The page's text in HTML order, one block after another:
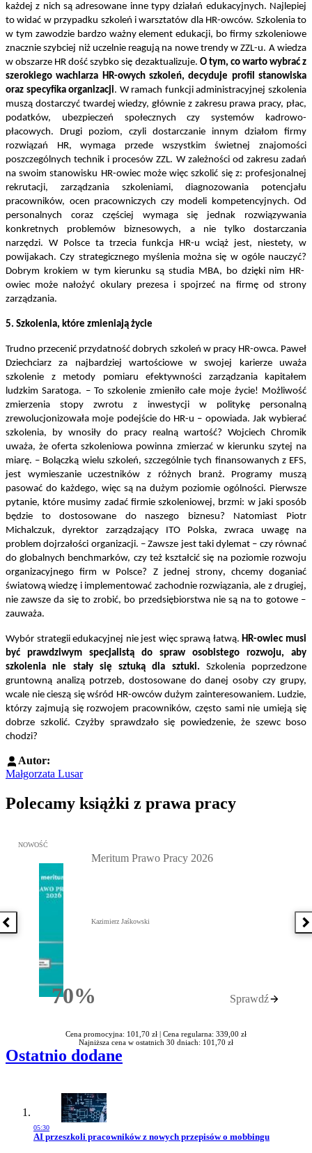
każdej z nich są adresowane inne typy działań edukacyjnych. Najlepiej
to widać w przypadku szkoleń i warsztatów dla HR-owców. Szkolenia to
w tym zawodzie bardzo ważny element edukacji, bo firmy szkoleniowe
znacznie szybciej niż uczelnie reagują na nowe trendy w ZZL-u. A wiedza
w obszarze HR dość szybko się dezaktualizuje. O tym, co warto wybrać z
szerokiego wachlarza HR-owych szkoleń, decyduje profil stanowiska
oraz specyfika organizacji. W ramach funkcji administracyjnej szkolenia
muszą dostarczyć twardej wiedzy, głównie z zakresu prawa pracy, płac,
podatków, ubezpieczeń społecznych czy systemów kadrowo-
płacowych. Drugi poziom, czyli dostarczanie innym działom firmy
rozwiązań HR, wymaga przede wszystkim świetnej znajomości
poszczególnych technik i procesów ZZL. W zależności od zakresu zadań
na swoim stanowisku HR-owiec może więc szkolić się z: profesjonalnej
rekrutacji, zarządzania szkoleniami, diagnozowania potencjału
pracowników, ocen pracowniczych czy modeli kompetencyjnych. Od
personalnych coraz częściej wymaga się jednak rozwiązywania
konkretnych problemów biznesowych, a nie tylko dostarczania
narzędzi. W Polsce ta trzecia funkcja HR-u wciąż jest, niestety, w
powijakach.Czy strategicznego myślenia można się w ogóle nauczyć?
Dobrym krokiem w tym kierunku są studia MBA, bo dzięki nim HR-
owiec może nałożyć okulary prezesa i spojrzeć na firmę od strony
zarządzania.
5. Szkolenia, które zmieniają życie
Trudno przecenić przydatność dobrych szkoleń w pracy HR-owca. Paweł
Dziechciarz za najbardziej wartościowe w swojej karierze uważa
szkolenie z metody pomiaru efektywności zarządzania kapitałem
ludzkim Saratoga. – To szkolenie zmieniło całe moje życie! Możliwość
zmierzenia stopy zwrotu z inwestycji w politykę personalną
zrewolucjonizowała moje podejście do HR-u – opowiada. Jak wybierać
szkolenia, by wnosiły do pracy realną wartość? Wojciech Chromik
uważa, że oferta szkoleniowa powinna zmierzać w kierunku szytej na
miarę. – Bolączką wielu szkoleń, szczególnie tych finansowanych z EFS,
jest wymieszanie uczestników z różnych branż. Programy muszą
pasować do każdego, więc są na dużym poziomie ogólności. Pierwsze
pytanie, które musimy zadać firmie szkoleniowej, brzmi: w jaki sposób
będzie to dostosowane do naszego biznesu? Natomiast Piotr
Michalczuk, dyrektor zarządzający ITO Polska, zwraca uwagę na
problem dojrzałości organizacji. – Zawsze jest taki dylemat – czy równać
do globalnych benchmarków, czy też kształcić się na poziomie rozwoju
organizacyjnego firm w Polsce? Z jednej strony, chcemy doganiać
światową wiedzę i implementować zachodnie rozwiązania, ale z drugiej,
nie zawsze da się to zrobić, bo przedsiębiorstwa nie są na to gotowe –
zauważa.
Wybór strategii edukacyjnej nie jest więc sprawą łatwą. HR-owiec musi
być prawdziwym specjalistą do spraw osobistego rozwoju, aby
szkolenia nie stały się sztuką dla sztuki. Szkolenia poprzedzone
gruntowną analizą potrzeb, dostosowane do danej osoby czy grupy,
wcale nie cieszą się wśród HR-owców dużym zainteresowaniem. Ludzie,
którzy zajmują się rozwojem pracowników, często sami nie umieją się
dobrze szkolić. Czyżby sprawdzało się powiedzenie, że szewc boso
chodzi?
Autor:
Małgorzata Lusar
Polecamy książki z prawa pracy
Poprzednia książka
Przejdź do: Meritum Prawo Pracy 2026, Kazimierz Jaśkowski -
NOWOŚĆ
70%Rabatu
Meritum Prawo Pracy 2026
Kazimierz Jaśkowski
Sprawdź
Cena promocyjna: 101,70 zł | Cena regularna: 339,00 zł
Najniższa cena w ostatnich 30 dniach: 101,70 zł
Ostatnio dodane
05:30
Przejdź do artykułu:
AI przeszkoli pracowników z nowych przepisów o mobbingu